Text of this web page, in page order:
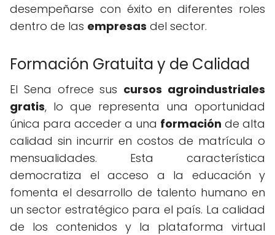
desempeñarse con éxito en diferentes roles
dentro de las empresas del sector.
Formación Gratuita y de Calidad
El Sena ofrece sus cursos agroindustriales
gratis, lo que representa una oportunidad
única para acceder a una formación de alta
calidad sin incurrir en costos de matrícula o
mensualidades. Esta característica
democratiza el acceso a la educación y
fomenta el desarrollo de talento humano en
un sector estratégico para el país. La calidad
de los contenidos y la plataforma virtual